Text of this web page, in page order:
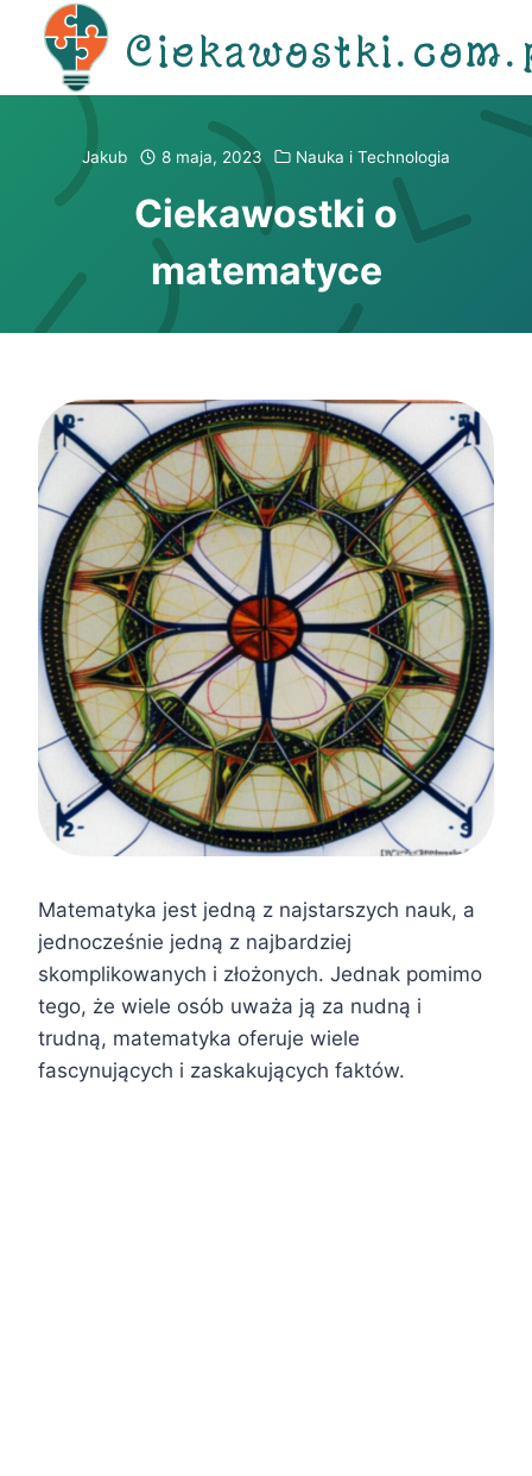
Przejdź
Jakub 8 maja, 2023 Nauka i Technologia
Ciekawostki o
matematyce
Matematyka jest jedną z najstarszych nauk, a
jednocześnie jedną z najbardziej
skomplikowanych i złożonych. Jednak pomimo
tego, że wiele osób uważa ją za nudną i
trudną, matematyka oferuje wiele
fascynujących i zaskakujących faktów.